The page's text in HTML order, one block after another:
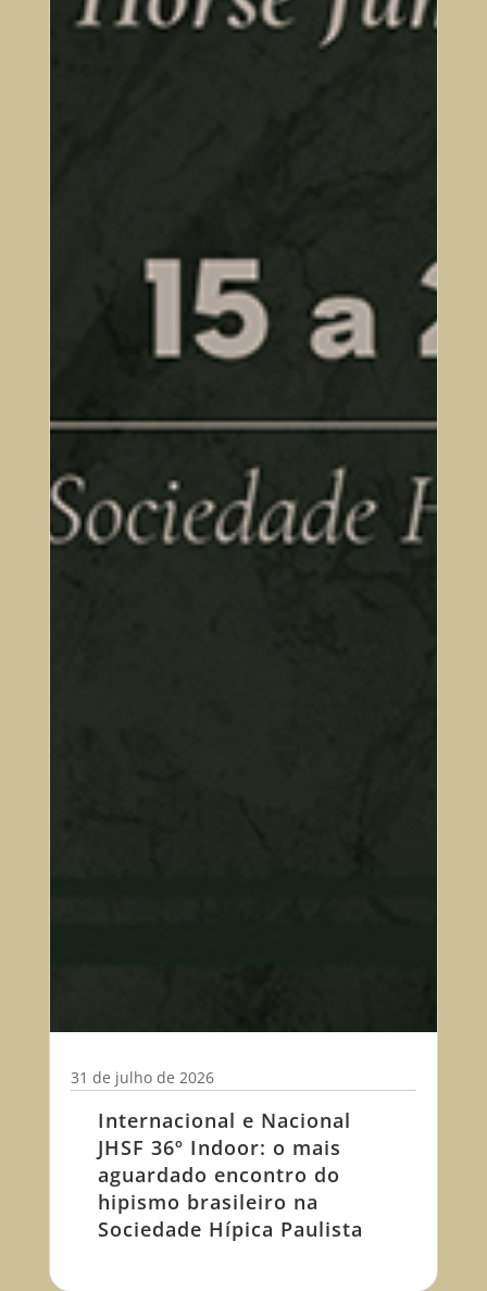
Internacional e Nacional
JHSF 36º Indoor: o mais
aguardado encontro do
hipismo brasileiro na
Sociedade Hípica Paulista
31 de julho de 2026